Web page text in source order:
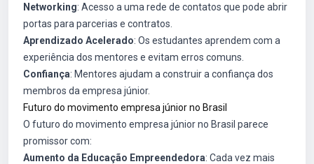
Networking: Acesso a uma rede de contatos que pode abrir
portas para parcerias e contratos.
Aprendizado Acelerado: Os estudantes aprendem com a
experiência dos mentores e evitam erros comuns.
Confiança: Mentores ajudam a construir a confiança dos
membros da empresa júnior.
Futuro do movimento empresa júnior no Brasil
O futuro do movimento empresa júnior no Brasil parece
promissor com:
Aumento da Educação Empreendedora: Cada vez mais